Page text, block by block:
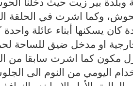
وكما اشرت في الحلقة
كان يسكنها أبناء عائلة
خارجية او مدخل ضيق
مكون كما اشرت سابقا من
اليومي من النوم الى